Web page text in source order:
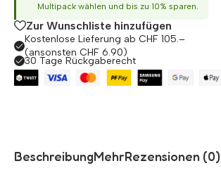
Multipack wählen und bis zu 10% sparen.
Zur Wunschliste hinzufügen
Kostenlose Lieferung ab CHF 105.–
(ansonsten CHF 6.90)
30 Tage Rückgaberecht
BeschreibungMehrRezensionen (0)